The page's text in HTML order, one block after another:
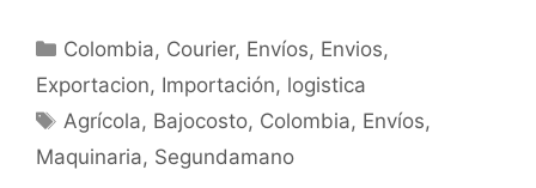
Colombia, Courier, Envíos, Envios,
Exportacion, Importación, logistica
Agrícola, Bajocosto, Colombia, Envíos,
Maquinaria, Segundamano